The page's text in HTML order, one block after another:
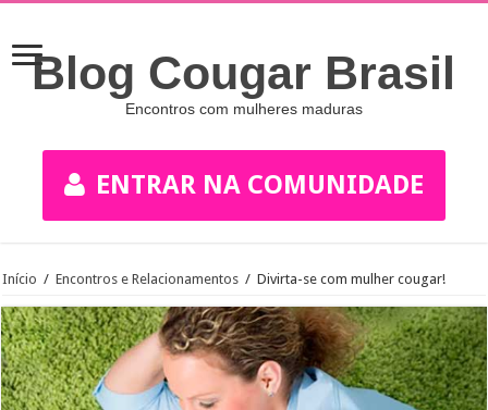
Blog Cougar Brasil
Encontros com mulheres maduras
ENTRAR NA COMUNIDADE
Início / Encontros e Relacionamentos / Divirta-se com mulher cougar!